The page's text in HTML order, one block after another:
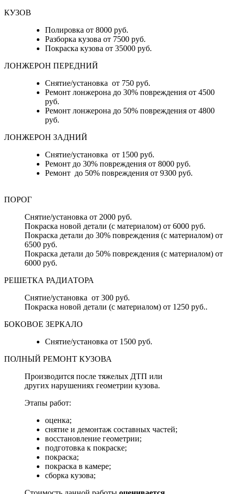
КУЗОВ
Полировка от 8000 руб.
Разборка кузова от 7500 руб.
Покраска кузова от 35000 руб.
ЛОНЖЕРОН ПЕРЕДНИЙ
Снятие/установка от 750 руб.
Ремонт лонжерона до 30% повреждения от 4500
руб.
Ремонт лонжерона до 50% повреждения от 4800
руб.
ЛОНЖЕРОН ЗАДНИЙ
Снятие/установка от 1500 руб.
Ремонт до 30% повреждения от 8000 руб.
Ремонт до 50% повреждения от 9300 руб.
ПОРОГ
Снятие/установка от 2000 руб.
Покраска новой детали (с материалом) от 6000 руб.
Покраска детали до 30% повреждения (с материалом) от
6500 руб.
Покраска детали до 50% повреждения (с материалом) от
6000 руб.
РЕШЕТКА РАДИАТОРА
Снятие/установка от 300 руб.
Покраска новой детали (с материалом) от 1250 руб..
БОКОВОЕ ЗЕРКАЛО
Снятие/установка от 1500 руб.
ПОЛНЫЙ РЕМОНТ КУЗОВА
Производится после тяжелых ДТП или
других нарушениях геометрии кузова.
Этапы работ:
оценка;
снятие и демонтаж составных частей;
восстановление геометрии;
подготовка к покраске;
покраска;
покраска в камере;
сборка кузова;